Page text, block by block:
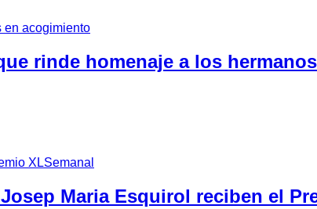
rinde homenaje a los
Maria Esquirol reciben el